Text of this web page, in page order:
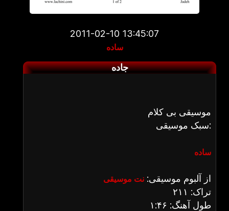
2011-02-10 13:45:07
ساده
جاده
موسیقی بی کلام
سبک موسیقی:
ساده
از آلبوم موسیقی: نت موسیقی
تراک: ۲۱۱
طول آهنگ: ۱:۴۶